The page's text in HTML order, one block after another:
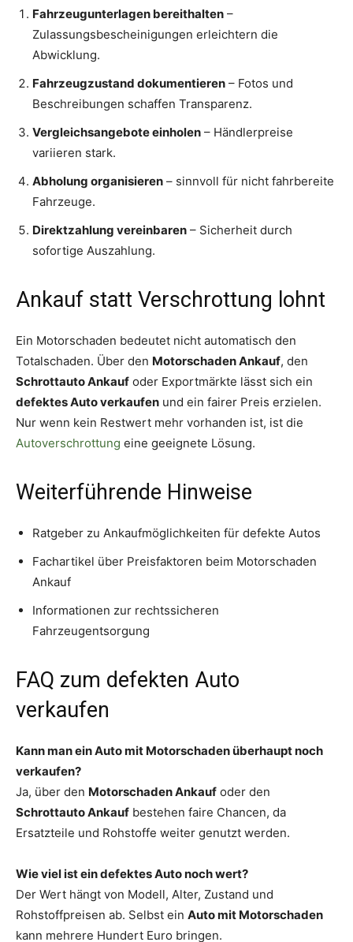
Fahrzeugunterlagen bereithalten –
Zulassungsbescheinigungen erleichtern die
Abwicklung.
Fahrzeugzustand dokumentieren – Fotos und
Beschreibungen schaffen Transparenz.
Vergleichsangebote einholen – Händlerpreise
variieren stark.
Abholung organisieren – sinnvoll für nicht fahrbereite
Fahrzeuge.
Direktzahlung vereinbaren – Sicherheit durch
sofortige Auszahlung.
Ankauf statt Verschrottung lohnt
Ein Motorschaden bedeutet nicht automatisch den
Totalschaden. Über den Motorschaden Ankauf, den
Schrottauto Ankauf oder Exportmärkte lässt sich ein
defektes Auto verkaufen und ein fairer Preis erzielen.
Nur wenn kein Restwert mehr vorhanden ist, ist die
Autoverschrottung eine geeignete Lösung.
Weiterführende Hinweise
Ratgeber zu Ankaufmöglichkeiten für defekte Autos
Fachartikel über Preisfaktoren beim Motorschaden
Ankauf
Informationen zur rechtssicheren
Fahrzeugentsorgung
FAQ zum defekten Auto
verkaufen
Kann man ein Auto mit Motorschaden überhaupt noch
verkaufen?
Ja, über den Motorschaden Ankauf oder den
Schrottauto Ankauf bestehen faire Chancen, da
Ersatzteile und Rohstoffe weiter genutzt werden.
Wie viel ist ein defektes Auto noch wert?
Der Wert hängt von Modell, Alter, Zustand und
Rohstoffpreisen ab. Selbst ein Auto mit Motorschaden
kann mehrere Hundert Euro bringen.